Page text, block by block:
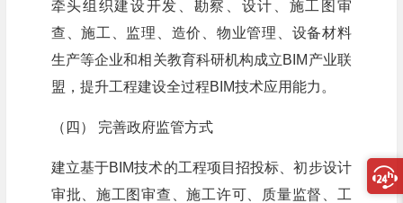
牵头组织建设开发、勘察、设计、施工图审
查、施工、监理、造价、物业管理、设备材料
生产等企业和相关教育科研机构成立BIM产业联
盟，提升工程建设全过程BIM技术应用能力。
（四） 完善政府监管方式
建立基于BIM技术的工程项目招投标、初步设计
审批、施工图审查、施工许可、质量监督、工